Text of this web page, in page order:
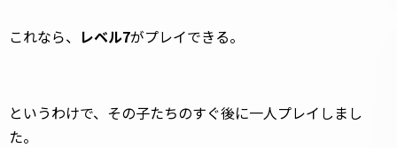
これなら、 レベル7がプレイできる。
というわけで、その子たちのすぐ後に一人プレイしまし
た。